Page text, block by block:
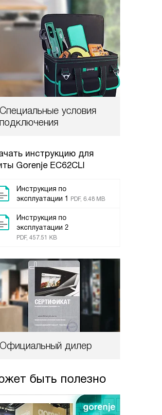
Специальные условия
подключения
инструкцию для
Gorenje EC62CLI
Инструкция по
эксплуатации 1
PDF, 6.48 MB
Инструкция по
эксплуатации 2
PDF, 457.51 KB
Официальный дилер
быть полезно